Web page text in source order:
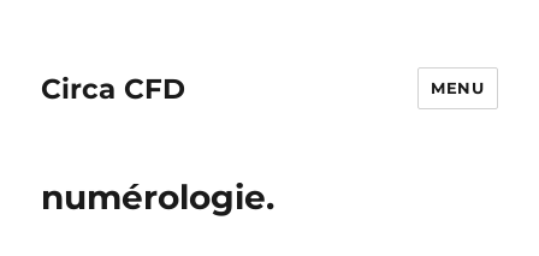
Circa CFD MENU
numérologie.